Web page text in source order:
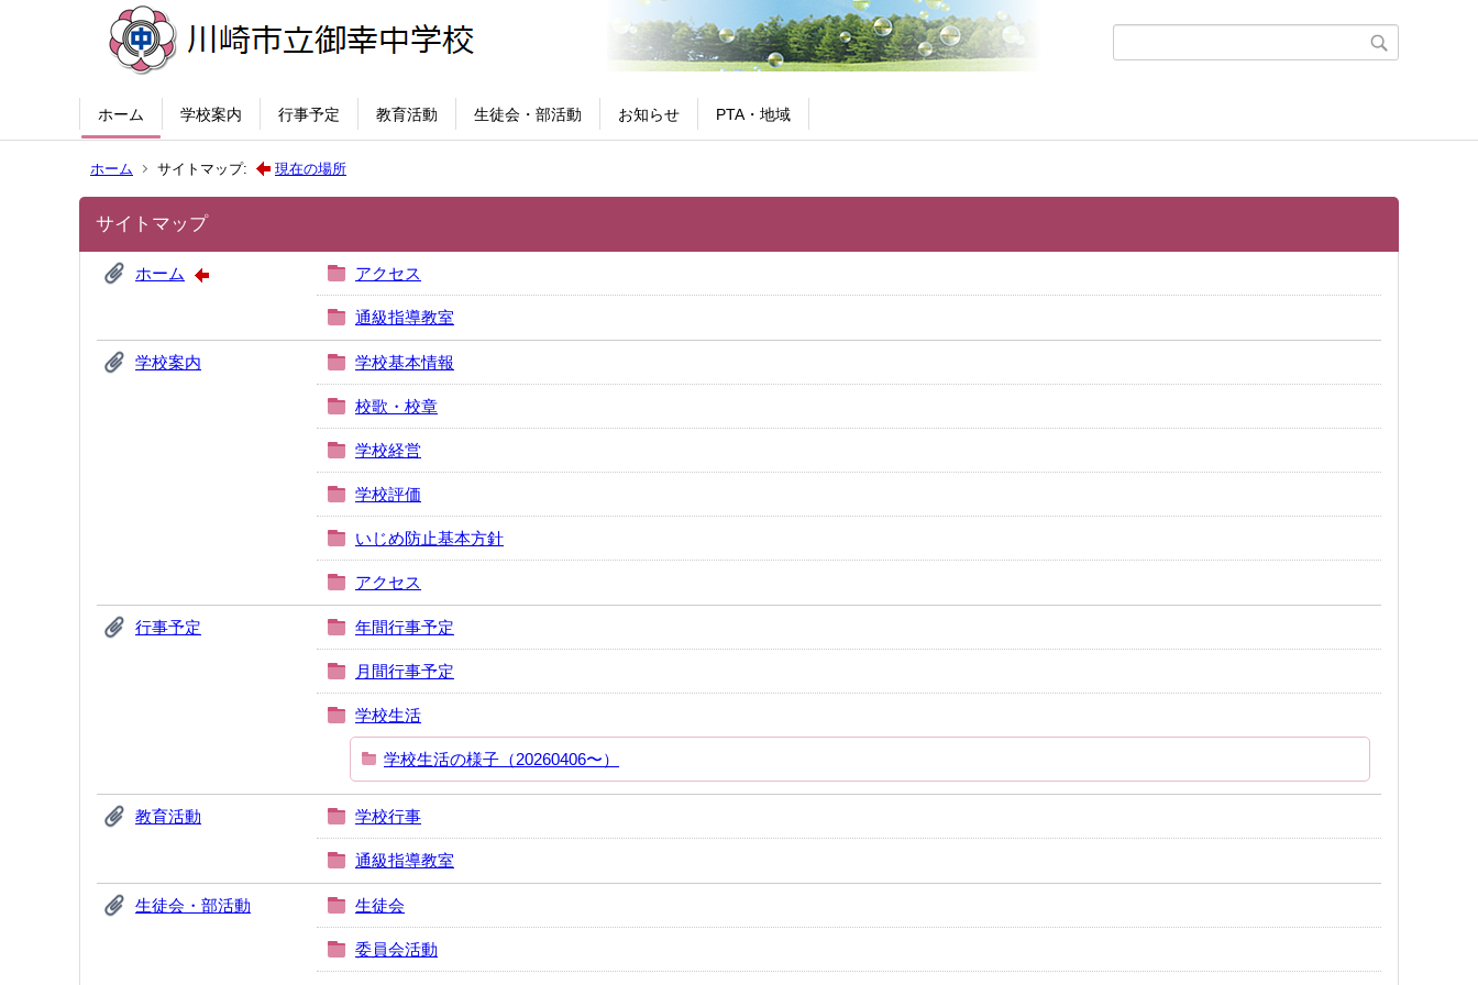
ホーム 学校案内 行事予定 教育活動 生徒会・部活動 お知らせ PTA・地域
ホーム サイトマップ: 現在の場所
サイトマップ
ホーム アクセス
通級指導教室
学校案内 学校基本情報
校歌・校章
学校経営
学校評価
いじめ防止基本方針
アクセス
行事予定 年間行事予定
月間行事予定
学校生活
学校生活の様子（20260406〜）
教育活動 学校行事
通級指導教室
生徒会・部活動 生徒会
委員会活動